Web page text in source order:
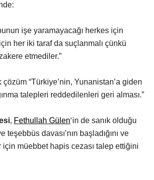
işe yaramayacağı herkes için
her iki taraf da suçlanmalı çünkü
etmediler.”
çözüm “Türkiye’nin, Yunanistan’a giden
talepleri reddedilenleri geri alması.”
, Fethullah Gülen‘in de sanık olduğu
teşebbüs davası’nın başladığını ve
için müebbet hapis cezası talep ettiğini